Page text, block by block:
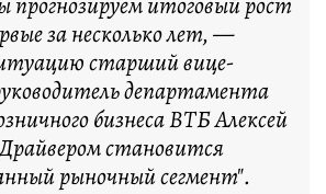
за несколько лет, —
старший вице-
департамента
бизнеса ВТБ Алексей
становится
рыночный сегмент".